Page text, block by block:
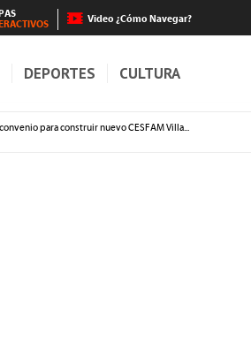
Video ¿Cómo Navegar?
DEPORTES CULTURA
para construir nuevo CESFAM Villa...